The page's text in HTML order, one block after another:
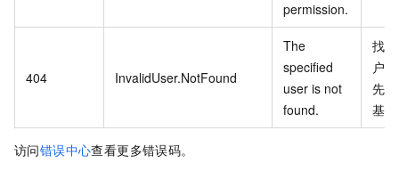
permission.
404 InvalidUser.NotFound
The
specified
user is not
found.
找
户
先
基
访问错误中心查看更多错误码。